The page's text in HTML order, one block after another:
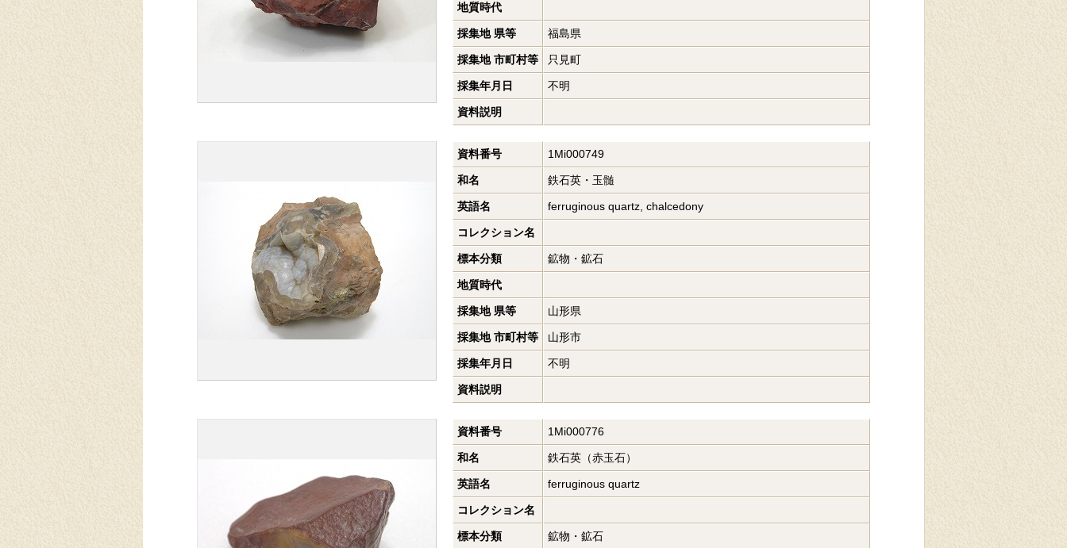
地質時代
採集地 県等 福島県
採集地 市町村等 只見町
採集年月日 不明
資料説明
資料番号 1Mi000749
和名 鉄石英・玉髄
英語名 ferruginous quartz, chalcedony
コレクション名
標本分類 鉱物・鉱石
地質時代
採集地 県等 山形県
採集地 市町村等 山形市
採集年月日 不明
資料説明
資料番号 1Mi000776
和名 鉄石英（赤玉石）
英語名 ferruginous quartz
コレクション名
標本分類 鉱物・鉱石